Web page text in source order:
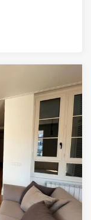
habitable
amplio y
y
luz natural
cálida y
con buen
ladrillo a la vista
todo el año
la cocina
recibir invitados y
encontrarás
baño.Ubicado
esta
para vivir, sino